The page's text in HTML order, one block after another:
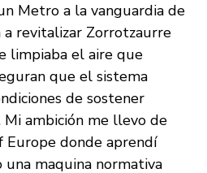
Metro a la vanguardia de
a revitalizar Zorrotzaurre
limpiaba el aire que
que el sistema
de sostener
ambición me llevo de
Europe donde aprendí
una maquina normativa